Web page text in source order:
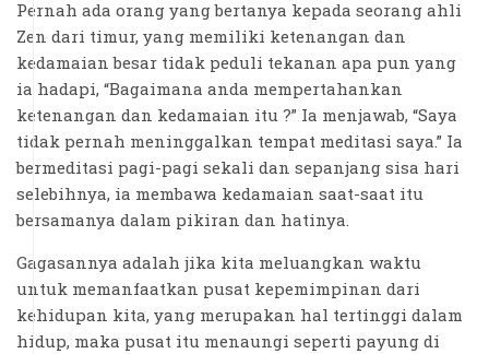
Pernah ada orang yang bertanya kepada seorang ahli
Zen dari timur, yang memiliki ketenangan dan
kedamaian besar tidak peduli tekanan apa pun yang
ia hadapi, “Bagaimana anda mempertahankan
ketenangan dan kedamaian itu ?” Ia menjawab, “Saya
tidak pernah meninggalkan tempat meditasi saya.” Ia
bermeditasi pagi-pagi sekali dan sepanjang sisa hari
selebihnya, ia membawa kedamaian saat-saat itu
bersamanya dalam pikiran dan hatinya.
Gagasannya adalah jika kita meluangkan waktu
untuk memanfaatkan pusat kepemimpinan dari
kehidupan kita, yang merupakan hal tertinggi dalam
hidup, maka pusat itu menaungi seperti payung di